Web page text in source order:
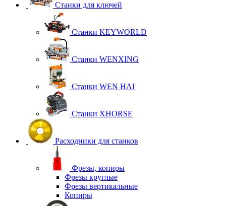
Станки для ключей
Станки KEYWORLD
Станки WENXING
Станки WEN HAI
Станки XHORSE
Расходники для станков
Фрезы, копиры
Фрезы круглые
Фрезы вертикальные
Копиры